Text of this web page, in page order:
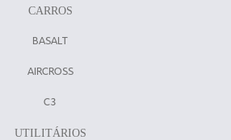
CARROS
BASALT
AIRCROSS
C3
UTILITÁRIOS